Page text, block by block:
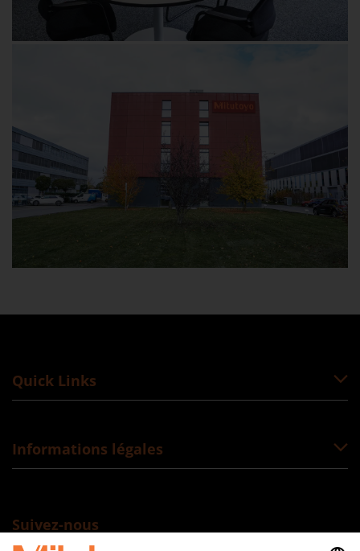
Quick Links
Informations légales
Suivez-nous